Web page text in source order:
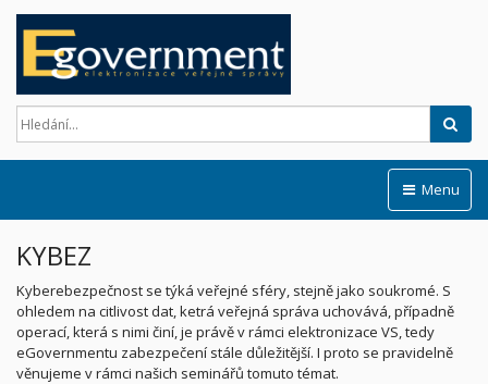
Menu
KYBEZ
Kyberebezpečnost se týká veřejné sféry, stejně jako soukromé. S
ohledem na citlivost dat, ketrá veřejná správa uchovává, případně
operací, která s nimi činí, je právě v rámci elektronizace VS, tedy
eGovernmentu zabezpečení stále důležitější. I proto se pravidelně
věnujeme v rámci našich seminářů tomuto témat.